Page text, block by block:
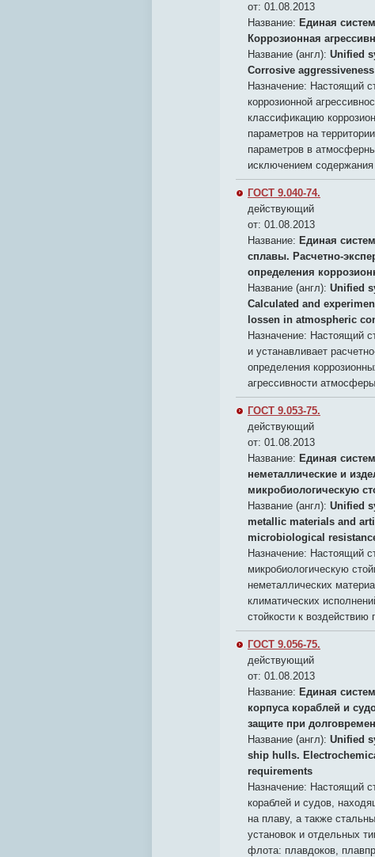
от: 01.08.2013
Название: Единая
Коррозионная
Название (англ): Unified
Corrosive
Назначение: Настоящий
коррозионной
классификацию
параметров на
параметров в
исключением
ГОСТ 9.040-74.
действующий
от: 01.08.2013
Название: Единая
сплавы. Расчетно-
определения
Название (англ): Unified
Calculated and
lossen in atmospheric
Назначение: Настоящий
и устанавливает
определения
агрессивности атмосферы
ГОСТ 9.053-75.
действующий
от: 01.08.2013
Название: Единая
неметаллические и
микробиологическую
Название (англ): Unified
metallic materials and
microbiological
Назначение: Настоящий
микробиологическую
неметаллических
климатических
стойкости к воздействию
ГОСТ 9.056-75.
действующий
от: 01.08.2013
Название: Единая
корпуса кораблей и
защите при
Название (англ): Unified
ship hulls.
requirements
Назначение: Настоящий
кораблей и судов,
на плаву, а также
установок и отдельных
флота: плавдоков,